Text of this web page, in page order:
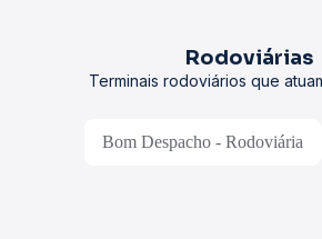
Rodoviárias
Terminais rodoviários que
Bom Despacho - Rodoviária